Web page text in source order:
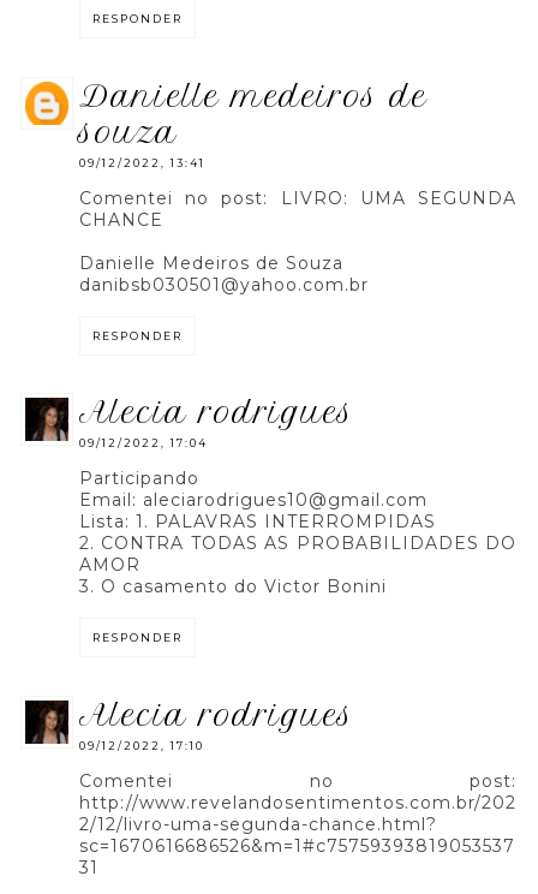
RESPONDER
danielle medeiros de
souza
09/12/2022, 13:41
Comentei no post: LIVRO: UMA SEGUNDA
CHANCE
Danielle Medeiros de Souza
danibsb030501@yahoo.com.br
RESPONDER
alecia rodrigues
09/12/2022, 17:04
Participando
Email: aleciarodrigues10@gmail.com
Lista: 1. PALAVRAS INTERROMPIDAS
2. CONTRA TODAS AS PROBABILIDADES DO
AMOR
3. O casamento do Victor Bonini
RESPONDER
alecia rodrigues
09/12/2022, 17:10
Comentei no post:
http://www.revelandosentimentos.com.br/202
2/12/livro-uma-segunda-chance.html?
sc=1670616686526&m=1#c75759393819053537
31